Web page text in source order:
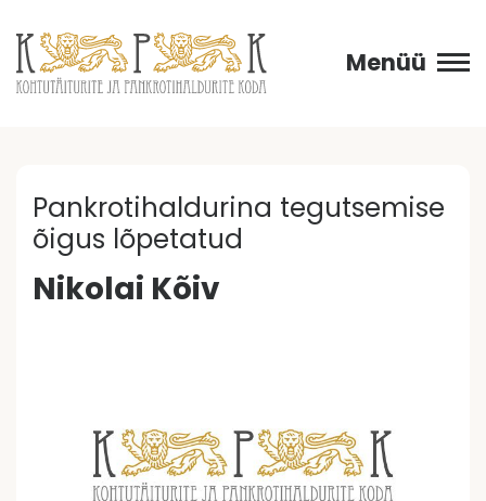
Menüü
Pankrotihaldurina tegutsemise
õigus lõpetatud
Nikolai Kõiv